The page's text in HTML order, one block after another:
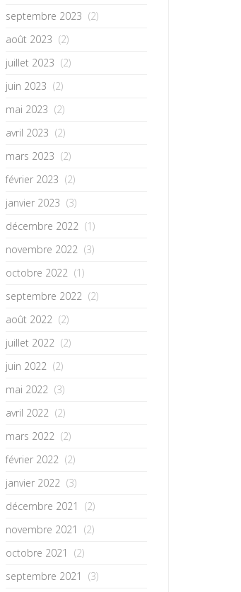
septembre 2023 (2)
août 2023 (2)
juillet 2023 (2)
juin 2023 (2)
mai 2023 (2)
avril 2023 (2)
mars 2023 (2)
février 2023 (2)
janvier 2023 (3)
décembre 2022 (1)
novembre 2022 (3)
octobre 2022 (1)
septembre 2022 (2)
août 2022 (2)
juillet 2022 (2)
juin 2022 (2)
mai 2022 (3)
avril 2022 (2)
mars 2022 (2)
février 2022 (2)
janvier 2022 (3)
décembre 2021
(2)
novembre 2021
(2)
octobre 2021
(2)
septembre 2021
(3)